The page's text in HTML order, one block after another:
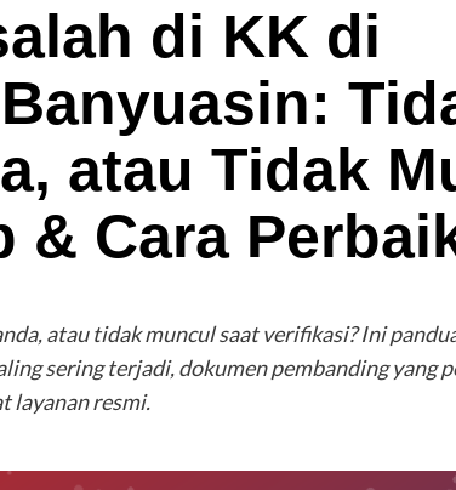
di KK di
atau Tidak
Cara
atau tidak muncul saat verifikasi? Ini
sering terjadi, dokumen pembanding yang
layanan resmi.